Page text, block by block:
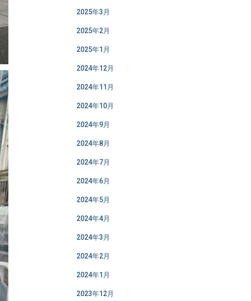
2025年3月
2025年2月
2025年1月
2024年12月
2024年11月
2024年10月
2024年9月
2024年8月
2024年7月
2024年6月
2024年5月
2024年4月
2024年3月
2024年2月
2024年1月
2023年12月